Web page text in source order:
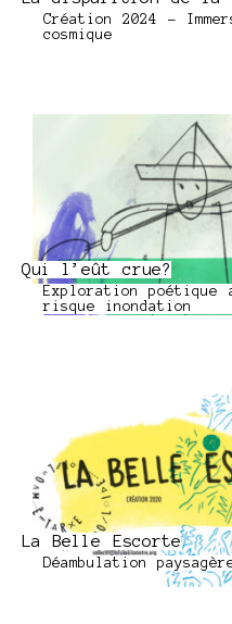
Création 2024 -
cosmique
Qui l’eût crue?
Exploration poétique
risque inondation
La Belle Escorte
Déambulation